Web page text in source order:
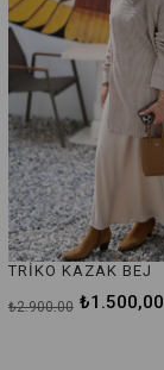
TRİKO KAZAK BEJ
₺1.500,00
₺2.900,00